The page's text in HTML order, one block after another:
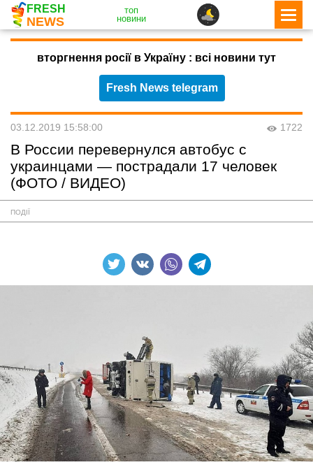
FRESH
NEWS
топ
новини
вторгнення росії в Україну : всі новини тут
Fresh News telegram
03.12.2019 15:58:00 1722
В России перевернулся автобус с
украинцами — пострадали 17 человек
(ФОТО / ВИДЕО)
ПОДІЇ